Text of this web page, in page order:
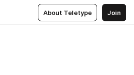
About Teletype Join